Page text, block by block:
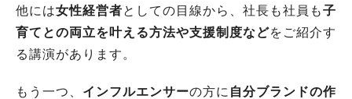
他には女性経営者としての目線から、社長も社員も子
育てとの両立を叶える方法や支援制度などをご紹介す
る講演があります。
もう一つ、 インフルエンサーの方に 自分ブランドの作